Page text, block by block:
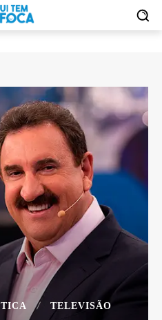
TELEVISÃO